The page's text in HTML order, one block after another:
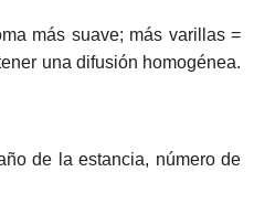
más suave; más varillas =
una difusión homogénea.
de la estancia, número de